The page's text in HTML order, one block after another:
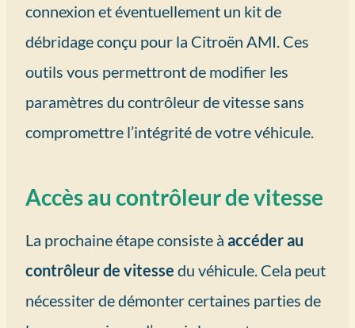
connexion et éventuellement un kit de
débridage conçu pour la Citroën AMI. Ces
outils vous permettront de modifier les
paramètres du contrôleur de vitesse sans
compromettre l’intégrité de votre véhicule.
Accès au contrôleur de vitesse
La prochaine étape consiste à accéder au
contrôleur de vitesse du véhicule. Cela peut
nécessiter de démonter certaines parties de